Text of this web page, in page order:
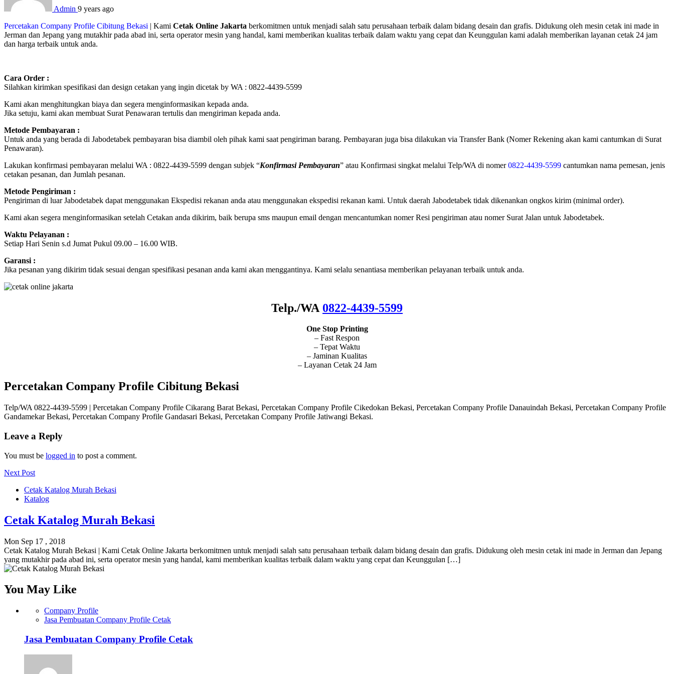
Admin 9 years ago
Percetakan Company Profile Cibitung Bekasi | Kami Cetak Online Jakarta berkomitmen untuk menjadi salah satu perusahaan terbaik dalam bidang desain dan grafis. Didukung oleh mesin cetak ini made in
Jerman dan Jepang yang mutakhir pada abad ini, serta operator mesin yang handal, kami memberikan kualitas terbaik dalam waktu yang cepat dan Keunggulan kami adalah memberikan layanan cetak 24 jam
dan harga terbaik untuk anda.
Cara Order :
Silahkan kirimkan spesifikasi dan design cetakan yang ingin dicetak by WA : 0822-4439-5599
Kami akan menghitungkan biaya dan segera menginformasikan kepada anda.
Jika setuju, kami akan membuat Surat Penawaran tertulis dan mengiriman kepada anda.
Metode Pembayaran :
Untuk anda yang berada di Jabodetabek pembayaran bisa diambil oleh pihak kami saat pengiriman barang. Pembayaran juga bisa dilakukan via Transfer Bank (Nomer Rekening akan kami cantumkan di Surat
Penawaran).
Lakukan konfirmasi pembayaran melalui WA : 0822-4439-5599 dengan subjek “Konfirmasi Pembayaran” atau Konfirmasi singkat melalui Telp/WA di nomer0822-4439-5599 cantumkan nama pemesan, jenis
cetakan pesanan, dan Jumlah pesanan.
Metode Pengiriman :
Pengiriman di luar Jabodetabek dapat menggunakan Ekspedisi rekanan anda atau menggunakan ekspedisi rekanan kami. Untuk daerah Jabodetabek tidak dikenankan ongkos kirim (minimal order).
Kami akan segera menginformasikan setelah Cetakan anda dikirim, baik berupa sms maupun email dengan mencantumkan nomer Resi pengiriman atau nomer Surat Jalan untuk Jabodetabek.
Waktu Pelayanan :
Setiap Hari Senin s.d Jumat Pukul 09.00 – 16.00 WIB.
Garansi :
Jika pesanan yang dikirim tidak sesuai dengan spesifikasi pesanan anda kami akan menggantinya. Kami selalu senantiasa memberikan pelayanan terbaik untuk anda.
Telp./WA 0822-4439-5599
One Stop Printing
– Fast Respon
– Tepat Waktu
– Jaminan Kualitas
– Layanan Cetak 24 Jam
Percetakan Company Profile Cibitung Bekasi
Telp/WA 0822-4439-5599 | Percetakan Company Profile Cikarang Barat Bekasi, Percetakan Company Profile Cikedokan Bekasi, Percetakan Company Profile Danauindah Bekasi, Percetakan Company Profile
Gandamekar Bekasi, Percetakan Company Profile Gandasari Bekasi, Percetakan Company Profile Jatiwangi Bekasi.
Leave a Reply
You must be logged in to post a comment.
Next Post
Cetak Katalog Murah Bekasi
Katalog
Cetak Katalog Murah Bekasi
Mon Sep 17 , 2018
Cetak Katalog Murah Bekasi | Kami Cetak Online Jakarta berkomitmen untuk menjadi salah satu perusahaan terbaik dalam bidang desain dan grafis. Didukung oleh mesin cetak ini made in Jerman dan Jepang
yang mutakhir pada abad ini, serta operator mesin yang handal, kami memberikan kualitas terbaik dalam waktu yang cepat dan Keunggulan […]
You May Like
Company Profile
Jasa Pembuatan Company Profile Cetak
Jasa Pembuatan Company Profile Cetak